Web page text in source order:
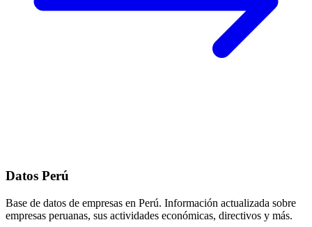
Datos Perú
Base de datos de empresas en Perú. Información actualizada sobre
empresas peruanas, sus actividades económicas, directivos y más.